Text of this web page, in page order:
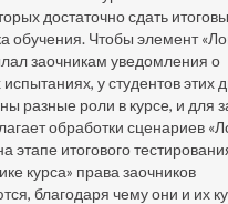
достаточно сдать
обучения. Чтобы элемент
заочникам уведомления о
у студентов этих
разные роли в курсе, и для
обработки сценариев
этапе итогового
курса» права заочников
благодаря чему они и их